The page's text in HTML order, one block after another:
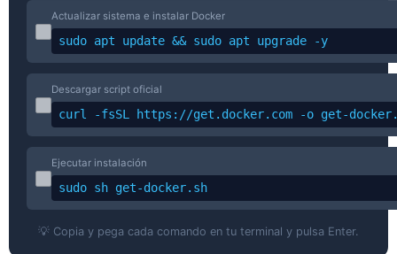
Actualizar sistema e instalar Docker
sudo apt update && sudo apt upgrade -y
Descargar script oficial
curl -fsSL https://get.docker.com -o get-
Ejecutar instalación
sudo sh get-docker.sh
💡 Copia y pega cada comando en tu terminal y pulsa Enter.